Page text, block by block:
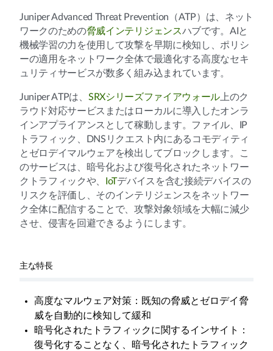
Juniper Advanced Threat Prevention（ATP）は、ネット
ワークのための脅威インテリジェンスハブです。AIと
機械学習の力を使用して攻撃を早期に検知し、ポリシ
ーの適用をネットワーク全体で最適化する高度なセキ
ュリティサービスが数多く組み込まれています。
Juniper ATPは、 SRXシリーズファイアウォール 上のク
ラウド対応サービスまたはローカルに導入したオンラ
インアプライアンスとして稼動します。ファイル、IP
トラフィック、DNSリクエスト内にあるコモディティ
とゼロデイマルウェアを検出してブロックします。こ
のサービスは、暗号化および復号化されたネットワー
クトラフィックや、
IoTデバイスを含む接続デバイスの
リスクを評価し、そのインテリジェンスをネットワー
ク全体に配信することで、攻撃対象領域を大幅に減少
させ、侵害を回避できるようにします。
主な特長
高度なマルウェア対策：既知の脅威とゼロデイ脅
威を自動的に検知して緩和
暗号化されたトラフィックに関するインサイト：
復号化することなく、暗号化されたトラフィック